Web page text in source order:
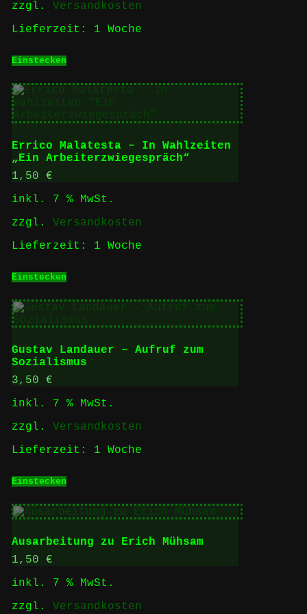
zzgl. Versandkosten
Lieferzeit: 1 Woche
Einstecken
Errico Malatesta – In Wahlzeiten
„Ein Arbeiterzwiegespräch“
1,50 €
inkl. 7 % MwSt.
zzgl. Versandkosten
Lieferzeit: 1 Woche
Einstecken
Gustav Landauer – Aufruf zum
Sozialismus
3,50 €
inkl. 7 % MwSt.
zzgl. Versandkosten
Lieferzeit: 1 Woche
Einstecken
Ausarbeitung zu Erich Mühsam
1,50 €
inkl. 7 % MwSt.
zzgl. Versandkosten